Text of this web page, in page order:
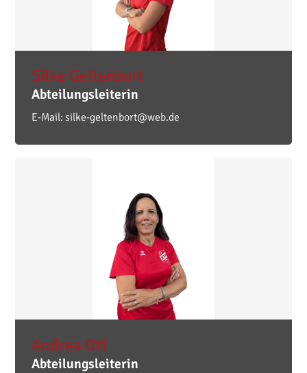
Silke Geltenbort
Abteilungsleiterin
E-Mail: silke-geltenbort@web.de
Andrea Ott
Abteilungsleiterin